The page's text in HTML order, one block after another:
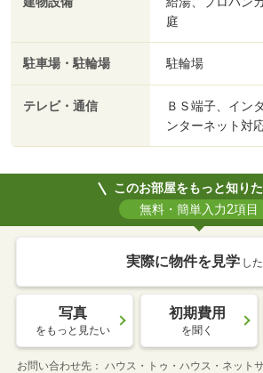
庭
駐車場・駐輪場 駐輪場
テレビ・通信
ＢＳ端子、イン
ンターネット対
このお部屋をもっと知りた
無料・簡単入力2項目
実際に物件を見学 し
写真
をもっと見たい
初期費用
を聞く
お問い合わせ先 ハウス・トゥ・ハウス・ネット